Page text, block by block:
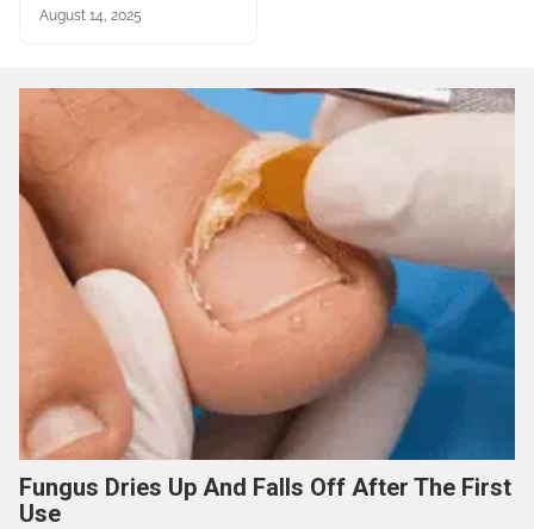
August 14, 2025
Fungus Dries Up And Falls Off After The First
Use